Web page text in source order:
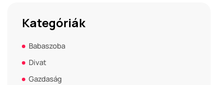
Kategóriák
Babaszoba
Divat
Gazdaság